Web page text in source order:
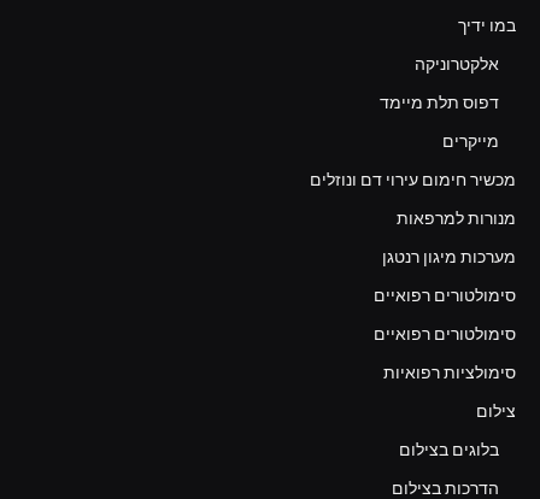
במו ידיך
אלקטרוניקה
דפוס תלת מיימד
מייקרים
מכשיר חימום עירוי דם ונוזלים
מנורות למרפאות
מערכות מיגון רנטגן
סימולטורים רפואיים
סימולטורים רפואיים
סימולציות רפואיות
צילום
בלוגים בצילום
הדרכות בצילום